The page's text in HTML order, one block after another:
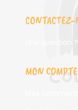
CONTACTEZ-
Une question
MON COMPTE